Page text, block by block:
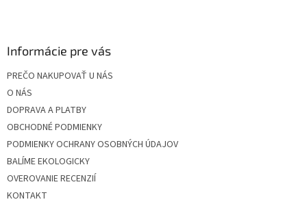
Informácie pre vás
PREČO NAKUPOVAŤ U NÁS
O NÁS
DOPRAVA A PLATBY
OBCHODNÉ PODMIENKY
PODMIENKY OCHRANY OSOBNÝCH ÚDAJOV
BALÍME EKOLOGICKY
OVEROVANIE RECENZIÍ
KONTAKT